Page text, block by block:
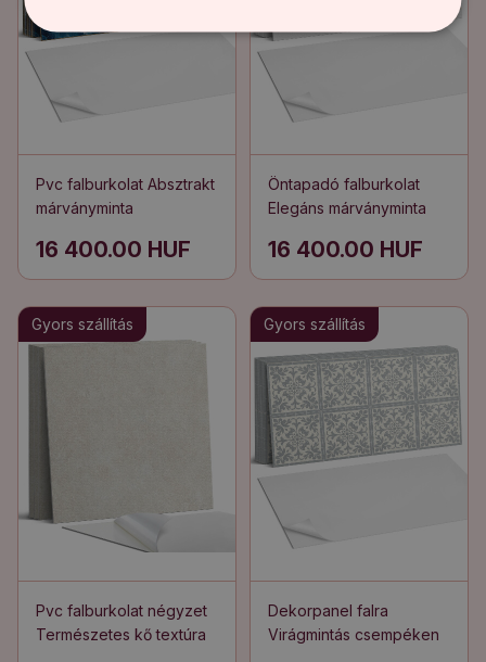
Pvc falburkolat Absztrakt
márványminta
16 400.00 HUF
Öntapadó falburkolat
Elegáns márványminta
16 400.00 HUF
Gyors szállítás
Pvc falburkolat négyzet
Természetes kő textúra
Gyors szállítás
Dekorpanel falra
Virágmintás csempéken